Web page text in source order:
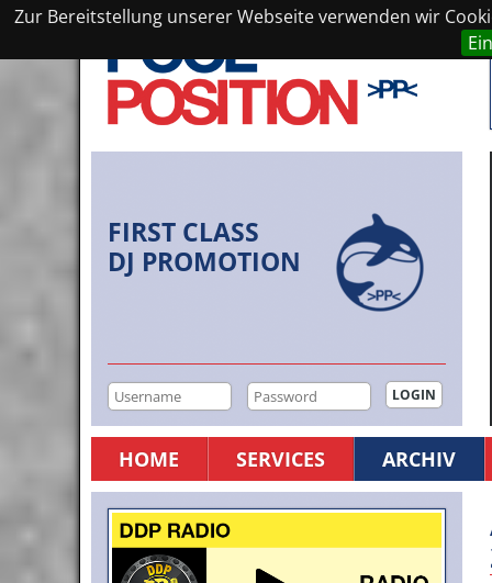
Zur Bereitstellung unserer Webseite verwenden wir
FIRST CLASS
DJ PROMOTION
HOME SERVICES ARCHIV